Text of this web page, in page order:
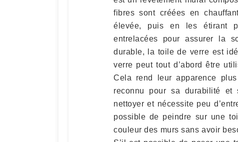
fibres sont créées en
élevée, puis en les étirant
entrelacées pour assurer la
durable, la toile de verre est
verre peut tout d’abord être
Cela rend leur apparence
reconnu pour sa durabilité
nettoyer et nécessite peu
possible de peindre sur une
couleur des murs sans avoir